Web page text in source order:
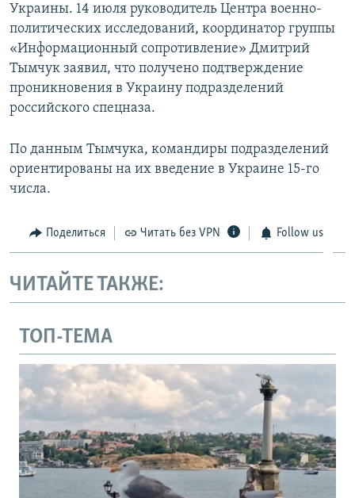
Украины. 14 июля руководитель Центра военно-
политических исследований, координатор группы
«Информационный сопротивление» Дмитрий
Тымчук заявил, что получено подтверждение
проникновения в Украину подразделений
российского спецназа.
По данным Тымчука, командиры подразделений
ориентированы на их введение в Украине 15-го
числа.
Поделиться Читать без VPN Follow us
ЧИТАЙТЕ ТАКЖЕ:
ТОП-ТЕМА